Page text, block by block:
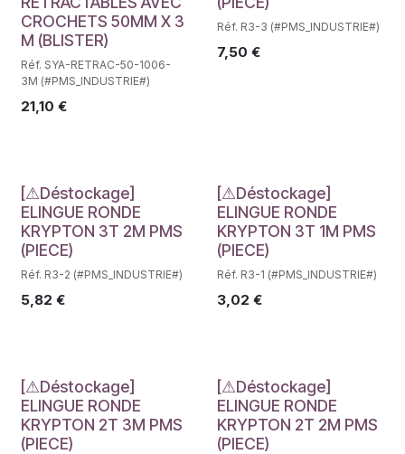
CROCHETS 50MM X 3
M (BLISTER)
Réf. SYA-RETRAC-50-1006-
3M (#PMS_INDUSTRIE#)
21,10 €
Réf. R3-3 (#PMS_INDUSTRIE#)
7,50 €
Déstockage
[⚠Déstockage]
ELINGUE RONDE
KRYPTON 3T 2M PMS
(PIECE)
Réf. R3-2 (#PMS_INDUSTRIE#)
5,82 €
Déstockage
[⚠Déstockage]
ELINGUE RONDE
KRYPTON 3T 1M PMS
(PIECE)
Réf. R3-1 (#PMS_INDUSTRIE#)
3,02 €
Déstockage
[⚠Déstockage]
ELINGUE RONDE
KRYPTON 2T 3M PMS
(PIECE)
Déstockage
[⚠Déstockage]
ELINGUE RONDE
KRYPTON 2T 2M PMS
(PIECE)